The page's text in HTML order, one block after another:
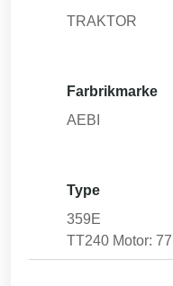
TRAKTOR
Farbrikmarke
AEBI
Type
359E
TT240 Motor: